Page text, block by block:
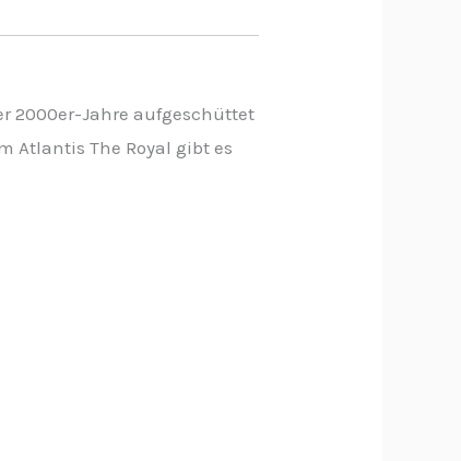
2000er-Jahre aufgeschüttet
Atlantis The Royal gibt es